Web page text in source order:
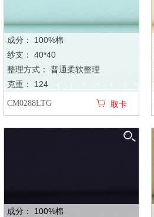
成分： 100%棉
纱支： 40*40
整理方式： 普通柔软整理
克重： 124
CM0288LTG 取卡
成分： 100%棉